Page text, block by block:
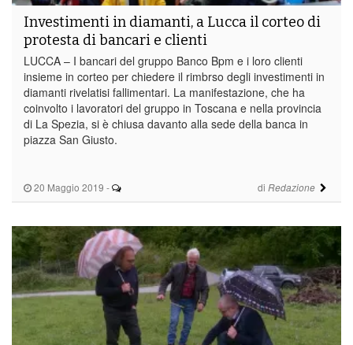
20 Maggio 2019 - di Redazione
Investimenti in diamanti, a Lucca il corteo di
protesta di bancari e clienti
LUCCA – I bancari del gruppo Banco Bpm e i loro clienti
insieme in corteo per chiedere il rimbrso degli investimenti in
diamanti rivelatisi fallimentari. La manifestazione, che ha
coinvolto i lavoratori del gruppo in Toscana e nella provincia
di La Spezia, si è chiusa davanto alla sede della banca in
piazza San Giusto.